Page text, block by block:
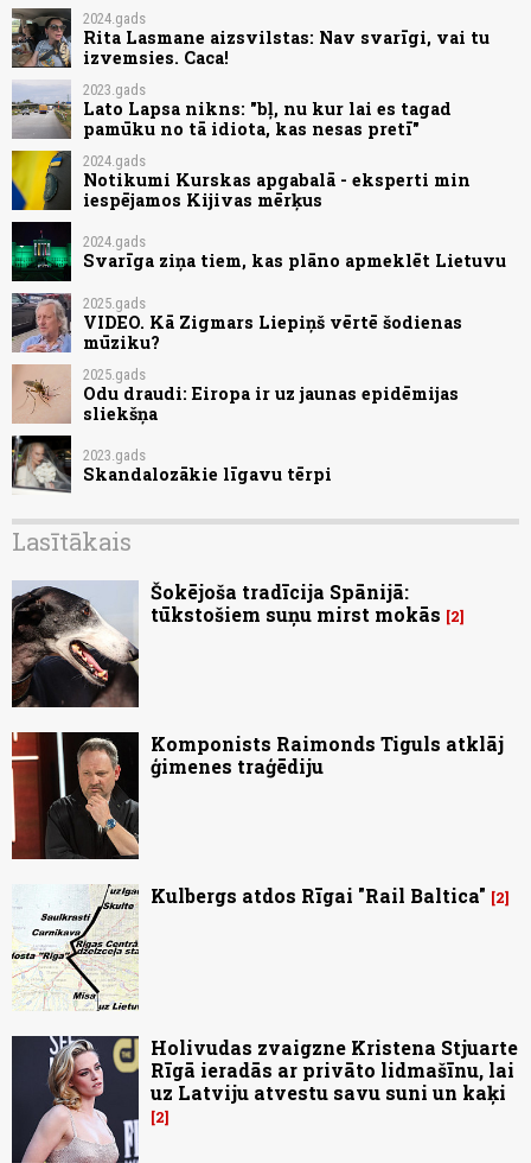
2024.gads
Rita Lasmane aizsvilstas: Nav svarīgi, vai tu
izvemsies. Caca!
2023.gads
Lato Lapsa nikns: "bļ, nu kur lai es tagad
pamūku no tā idiota, kas nesas pretī"
2024.gads
Notikumi Kurskas apgabalā - eksperti min
iespējamos Kijivas mērķus
2024.gads
Svarīga ziņa tiem, kas plāno apmeklēt Lietuvu
2025.gads
VIDEO. Kā Zigmars Liepiņš vērtē šodienas
mūziku?
2025.gads
Odu draudi: Eiropa ir uz jaunas epidēmijas
sliekšņa
2023.gads
Skandalozākie līgavu tērpi
Lasītākais
Šokējoša tradīcija Spānijā:
tūkstošiem suņu mirst mokās
2
Komponists Raimonds Tiguls atklāj
ģimenes traģēdiju
Kulbergs atdos Rīgai "Rail Baltica" 2
Holivudas zvaigzne Kristena Stjuarte
Rīgā ieradās ar privāto lidmašīnu, lai
uz Latviju atvestu savu suni un kaķi
2